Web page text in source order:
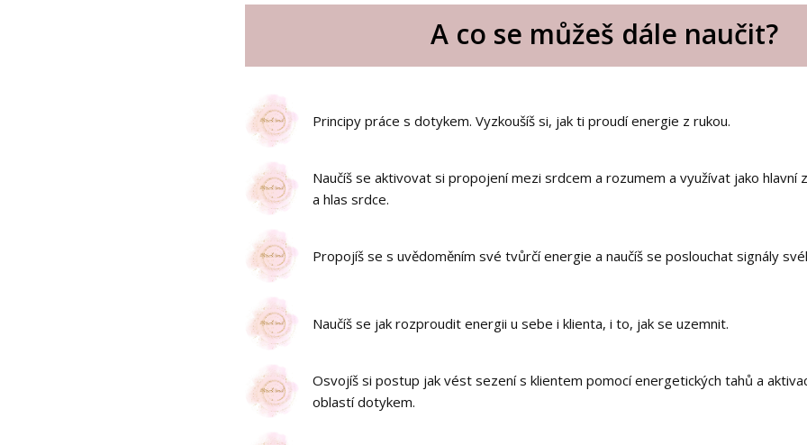
A co se můžeš dále naučit?
Principy práce s dotykem. Vyzkoušíš si, jak ti proudí energie z rukou.
Naučíš se aktivovat si propojení mezi srdcem a rozumem a využívat jako hlavní
a hlas srdce.
Propojíš se s uvědoměním své tvůrčí energie a naučíš se poslouchat signály
Naučíš se jak rozproudit energii u sebe i klienta, i to, jak se uzemnit.
Osvojíš si postup jak vést sezení s klientem pomocí energetických tahů a
oblastí dotykem.